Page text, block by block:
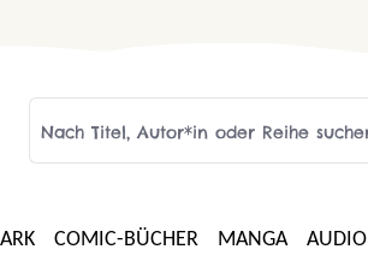
COMIC-BÜCHER MANGA AUDIO